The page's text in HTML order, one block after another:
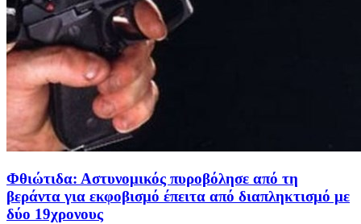
Φθιώτιδα: Αστυνομικός πυροβόλησε από τη
βεράντα για εκφοβισμό έπειτα από διαπληκτισμό με
δύο 19χρονους